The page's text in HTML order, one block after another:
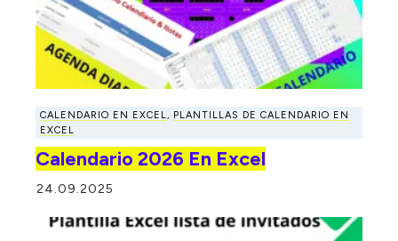
CALENDARIO EN EXCEL, PLANTILLAS DE CALENDARIO EN
EXCEL
Calendario 2026 En Excel
24.09.2025